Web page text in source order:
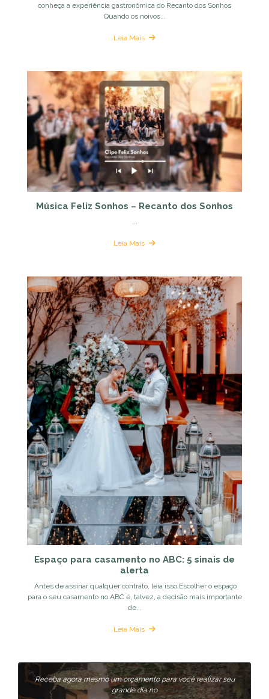
conheça a experiência gastronômica do Recanto dos Sonhos
Quando os noivos...
Leia Mais
Música Feliz Sonhos – Recanto dos Sonhos
Leia Mais
Espaço para casamento no ABC: 5 sinais de
alerta
Antes de assinar qualquer contrato, leia isso Escolher o espaço
para o seu casamento no ABC é, talvez, a decisão mais importante
de...
Leia Mais
Receba agora mesmo um orçamento para você realizar seu
grande dia no